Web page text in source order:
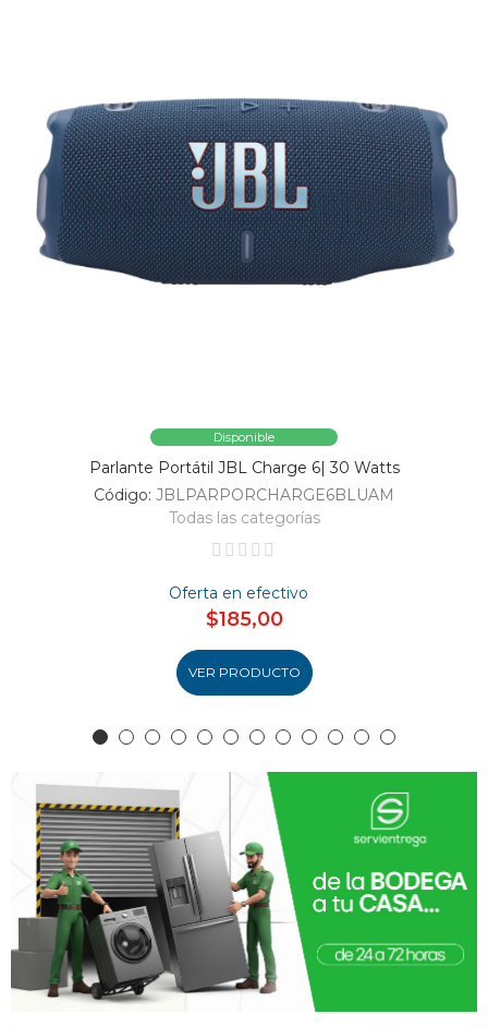
Disponible
Parlante Portátil JBL Charge 6| 30 Watts
Código: JBLPARPORCHARGE6BLUAM
Todas las categorías
Oferta en efectivo
$185,00
VER PRODUCTO